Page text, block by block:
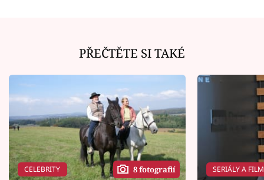
Sledujte nás
PŘEČTĚTE SI TAKÉ
CELEBRITY 8 fotografií SERIÁLY A